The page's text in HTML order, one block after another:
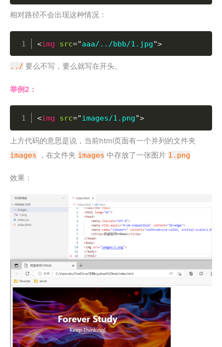
相对路径不会出现这种情况：
<img src="aaa/../bbb/1.jpg">
../ 要么不写，要么就写在开头。
举例2：
<img src="images/1.png">
上方代码的意思是说，当前html页面有一个并列的文件夹
images ，在文件夹 images 中存放了一张图片 1.png
效果：